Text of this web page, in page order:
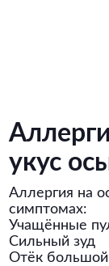
укус
Аллергия на
симптомах:
Учащённые
Сильный зуд
Отёк большой